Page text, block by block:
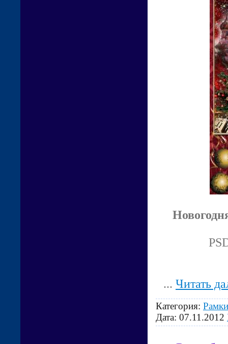
... Читать
Категория:
Дата: 07.11.2012